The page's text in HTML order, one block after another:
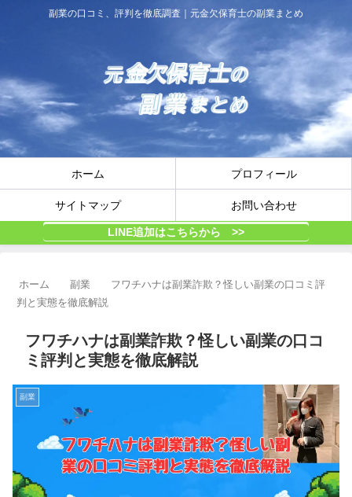
副業の口コミ、評判を徹底調査｜元金欠保育士の副業まとめ
ホーム プロフィール
サイトマップ お問い合わせ
LINE追加はこちらから >>
ホーム 副業
フワチハナは副業詐欺？怪しい副業の口コミ評
判と実態を徹底解説
フワチハナは副業詐欺？怪しい副業の口コ
ミ評判と実態を徹底解説
副業